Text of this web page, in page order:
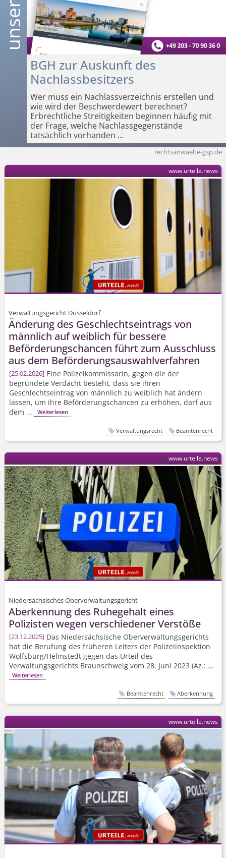
BGH zur Auskunft des
Nachlassbesitzers
Wer muss ein Nachlassverzeichnis erstellen und
wie wird der Beschwerdewert berechnet?
Erbrechtliche Streitigkeiten beginnen häufig mit
der Frage, welche Nachlassgegenstände
tatsächlich vorhanden ...
rechtsanwaelte-gsp.de
Verwaltungsgericht Düsseldorf
Änderung des Geschlechtseintrags von
männlich auf weiblich für bessere
Beförderungschancen führt zum Ausschluss
aus dem Beförderungs­auswahlverfahren
25.02.2026 Eine Polizeikommissarin, gegen die der
begründete Verdacht besteht, dass sie ihren
Geschlechtseintrag von männlich zu weiblich hat ändern
lassen, um ihre Beförderungschancen zu erhöhen, darf aus
dem ...
Weiterlesen
www.urteile.news
Verwaltungsrecht Beamtenrecht
Niedersächsisches Oberverwaltungsgericht
Aberkennung des Ruhegehalt eines
Polizisten wegen verschiedener Verstöße
23.12.2025 Das Niedersächsische Oberverwal­tungsgerichts
hat die Berufung des früheren Leiters der Polizeiinspektion
Wolfsburg/Helmstedt gegen das Urteil des
Verwaltungsgerichts Braunschweig vom 28. Juni 2023 (Az.: ...
Weiterlesen
www.urteile.news
Beamtenrecht Aberkennung
www.urteile.news